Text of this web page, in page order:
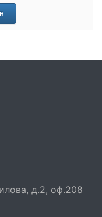
д.2, оф.208